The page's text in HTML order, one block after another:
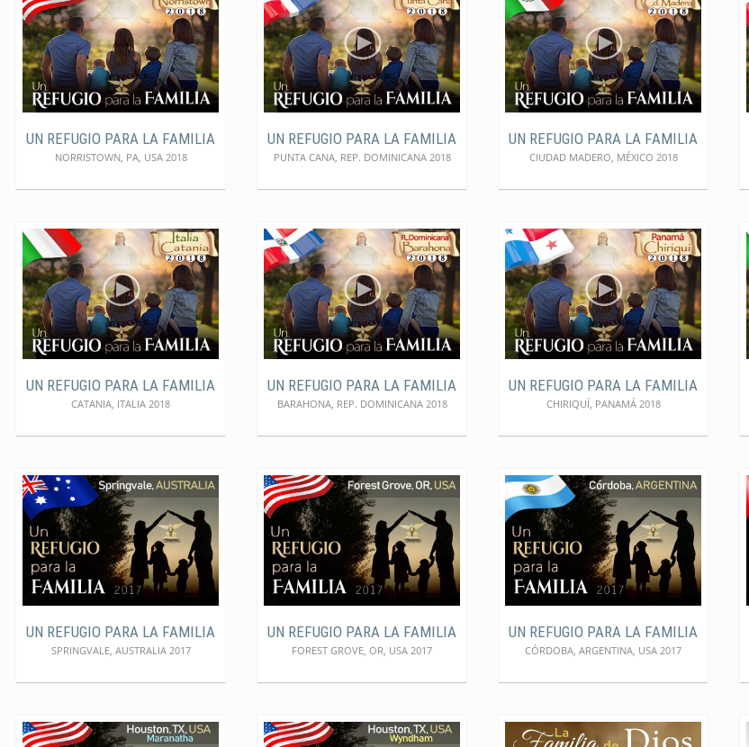
UN REFUGIO PARA LA FAMILIA
NORRISTOWN, PA, USA 2018
UN REFUGIO PARA LA FAMILIA
PUNTA CANA, REP. DOMINICANA 2018
UN REFUGIO PARA LA FAMILIA
CIUDAD MADERO, MÉXICO 2018
UN REFUGIO PARA LA FAMILIA
CATANIA, ITALIA 2018
UN REFUGIO PARA LA FAMILIA
BARAHONA, REP. DOMINICANA 2018
UN REFUGIO PARA LA FAMILIA
CHIRIQUÍ, PANAMÁ 2018
UN REFUGIO PARA LA FAMILIA
SPRINGVALE, AUSTRALIA 2017
UN REFUGIO PARA LA FAMILIA
FOREST GROVE, OR, USA 2017
UN REFUGIO PARA LA FAMILIA
CÓRDOBA, ARGENTINA, USA 2017